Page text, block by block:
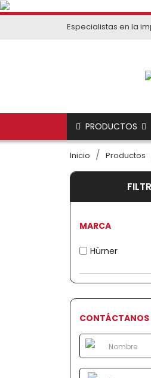
Especialistas en la
PRODUCTOS
Inicio Productos
MARCA
Hürner
CONTÁCTANOS